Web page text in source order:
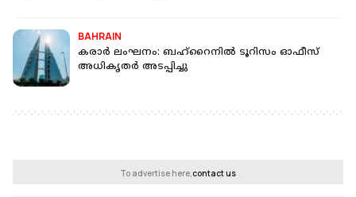
BAHRAIN
കരാർ ലംഘനം: ബഹ്‌റൈനിൽ ടൂറിസം ഓഫീസ്
അധികൃതർ അടപ്പിച്ചു
To advertise here,contact us